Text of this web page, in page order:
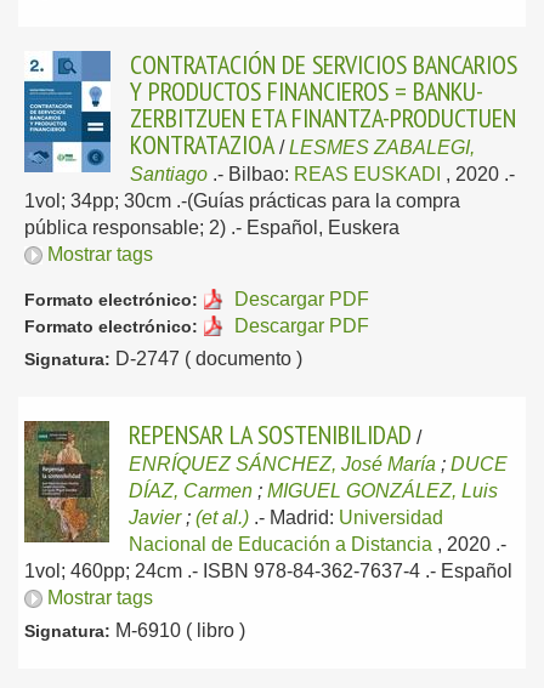
CONTRATACIÓN DE SERVICIOS BANCARIOS
Y PRODUCTOS FINANCIEROS = BANKU-
ZERBITZUEN ETA FINANTZA-PRODUCTUEN
KONTRATAZIOA /LESMES ZABALEGI,
Santiago .- Bilbao: REAS EUSKADI , 2020 .-
1vol; 34pp; 30cm .-(Guías prácticas para la compra
pública responsable; 2) .- Español, Euskera
Mostrar tags
Formato electrónico: Descargar PDF
Formato electrónico: Descargar PDF
Signatura: D-2747 ( documento )
REPENSAR LA SOSTENIBILIDAD /
ENRÍQUEZ SÁNCHEZ, José María ; DUCE
DÍAZ, Carmen ; MIGUEL GONZÁLEZ, Luis
Javier; (et al.) .- Madrid: Universidad
Nacional de Educación a Distancia , 2020 .-
1vol; 460pp; 24cm .- ISBN 978-84-362-7637-4 .- Español
Mostrar tags
Signatura: M-6910 ( libro )